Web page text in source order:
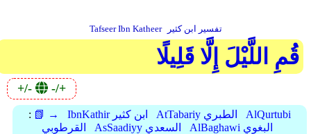
Tafseer Ibn Katheer تفسير ابن كثير
قُمِ اللَّيْلَ إِلَّا قَلِيلًا
+/- -/+
: 📗 → IbnKathir ابن كثير AtTabariy الطبري
AlQurtubi
القرطوبي
AsSaadiyy السعدي
AlBaghawi البغوي